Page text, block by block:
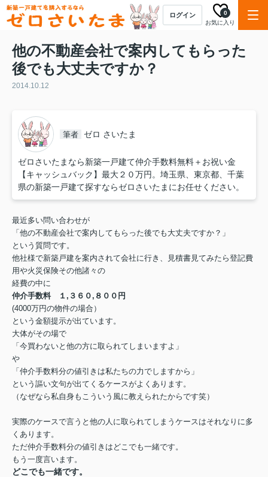
ログイン
お気に入り
0
他の不動産会社で案内してもらった
後でも大丈夫ですか？
2014.10.12
筆者 ゼロ さいたま
ゼロさいたまなら新築一戸建て仲介手数料無料＋お祝い金
【キャッシュバック】最大２０万円。埼玉県、東京都、千葉
県の新築一戸建て探すならゼロさいたまにお任せください。
最近多い問い合わせが
「他の不動産会社で案内してもらった後でも大丈夫ですか？」
という質問です。
他社様で新築戸建を案内されて会社に行き、見積書見てみたら登記費
用や火災保険その他諸々の
経費の中に
仲介手数料 １, ３６０,８００円
(4000万円の物件の場合）
という金額提示が出ています。
大体がその場で
「今買わないと他の方に取られてしまいますよ」
や
「仲介手数料分の値引きは私たちの力でしますから」
という謳い文句が出てくるケースがよくあります。
（なぜなら私自身もこういう風に教えられたからです笑）
実際のケースで言うと他の人に取られてしまうケースはそれなりに多
くあります。
ただ仲介手数料分の値引きはどこでも一緒です。
もう一度言います。
どこでも一緒です。